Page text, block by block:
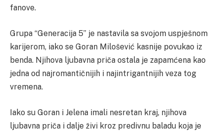
fanove.
Grupa “Generacija 5” je nastavila sa svojom uspješnom
karijerom, iako se Goran Milošević kasnije povukao iz
benda. Njihova ljubavna priča ostala je zapamćena kao
jedna od najromantičnijih i najintrigantnijih veza tog
vremena.
Iako su Goran i Jelena imali nesretan kraj, njihova
ljubavna priča i dalje živi kroz predivnu baladu koja je